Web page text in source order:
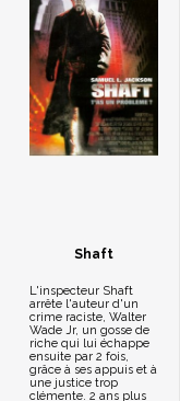
Shaft
L'inspecteur Shaft
arrête l'auteur d'un
crime raciste, Walter
Wade Jr, un gosse de
riche qui lui échappe
ensuite par 2 fois,
grâce à ses appuis et à
une justice trop
clémente. 2 ans plus